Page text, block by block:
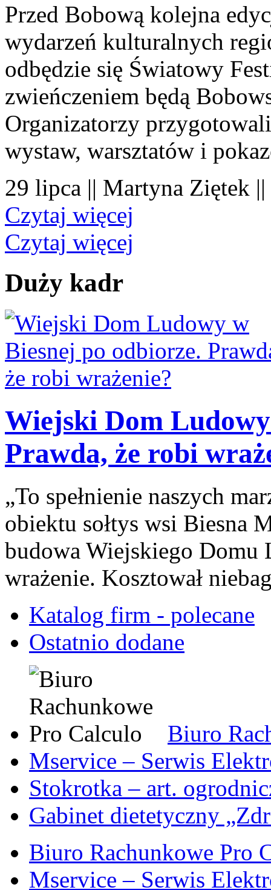
Przed Bobową kolejna
wydarzeń kulturalnych
odbędzie się Światowy
zwieńczeniem będą
Organizatorzy
wystaw, warsztatów i
29 lipca || Martyna Ziętek
Czytaj więcej
Czytaj więcej
Duży kadr
Wiejski Dom
Prawda, że robi
„To spełnienie naszych
obiektu sołtys wsi Biesna
budowa Wiejskiego Domu
wrażenie. Kosztował
Katalog firm - polecane
Ostatnio dodane
Biuro
Mservice – Serwis
Stokrotka – art.
Gabinet dietetyczny
Biuro Rachunkowe Pro
Mservice – Serwis